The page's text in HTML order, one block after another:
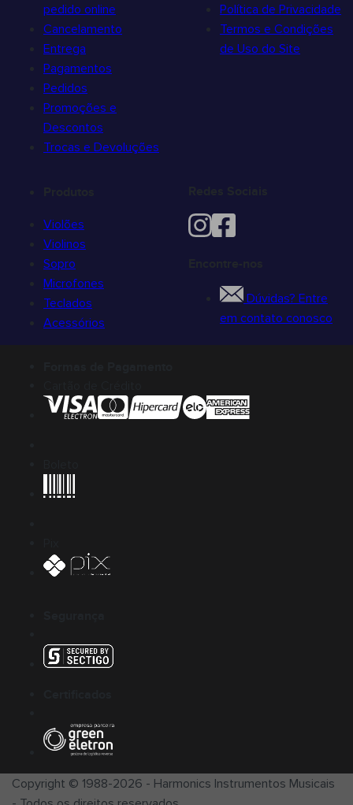
pedido online
Cancelamento
Entrega
Pagamentos
Pedidos
Promoções e
Descontos
Trocas e Devoluções
Política de Privacidade
Termos e Condições
de Uso do Site
Violões
Violinos
Sopro
Microfones
Teclados
Acessórios
Dúvidas? Entre
em contato conosco
Copyright © 1988-2026 - Harmonics Instrumentos Musicais